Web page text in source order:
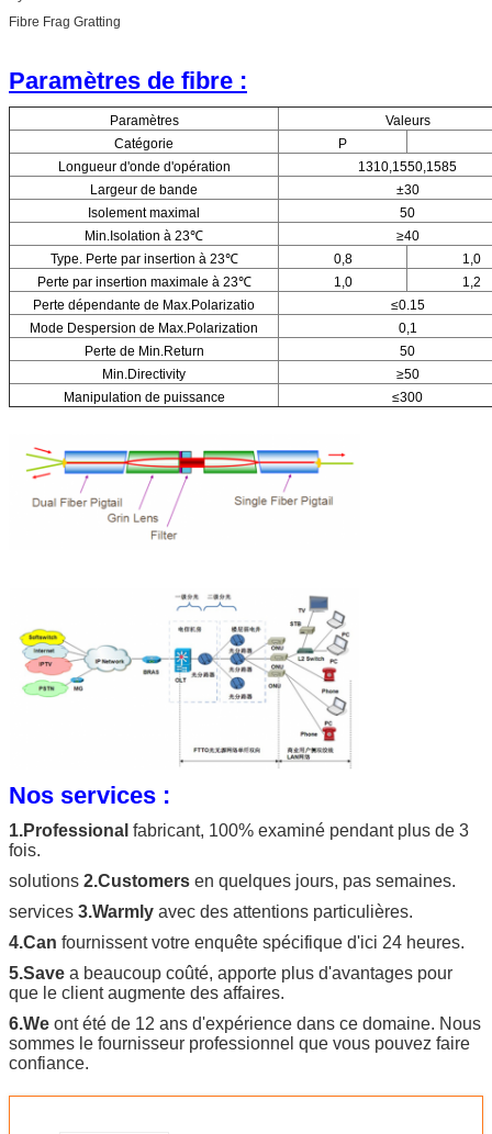
Fibre Frag Gratting
Paramètres de fibre :
Paramètres
Valeurs
Catégorie
P
Longueur d'onde d'opération
1310,1550,1585
Largeur de bande
±30
Isolement maximal
50
Min.Isolation à 23℃
≥40
Type. Perte par insertion à 23℃
0,8
1,0
Perte par insertion maximale à 23℃
1,0
1,2
Perte dépendante de Max.Polarizatio
≤0.15
Mode Despersion de Max.Polarization
0,1
Perte de Min.Return
50
Min.Directivity
≥50
Manipulation de puissance
≤300
Nos services :
1.Professional fabricant, 100% examiné pendant plus de 3
fois.
solutions 2.Customers en quelques jours, pas semaines.
services 3.Warmly avec des attentions particulières.
4.Can fournissent votre enquête spécifique d'ici 24 heures.
5.Save a beaucoup coûté, apporte plus d'avantages pour
que le client augmente des affaires.
6.We ont été de 12 ans d'expérience dans ce domaine. Nous
sommes le fournisseur professionnel que vous pouvez faire
confiance.